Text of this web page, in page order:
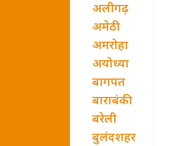
अलीगढ़
अमेठी
अमरोहा
अयोध्या
बागपत
बाराबंकी
बरेली
बुलंदशहर